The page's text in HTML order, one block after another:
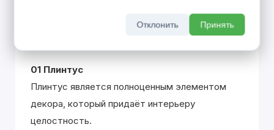
участников создаёт единую законченную
01 Плинтус
Плинтус является полноценным элементом
декора, который придаёт интерьеру
целостность.
Отклонить Принять